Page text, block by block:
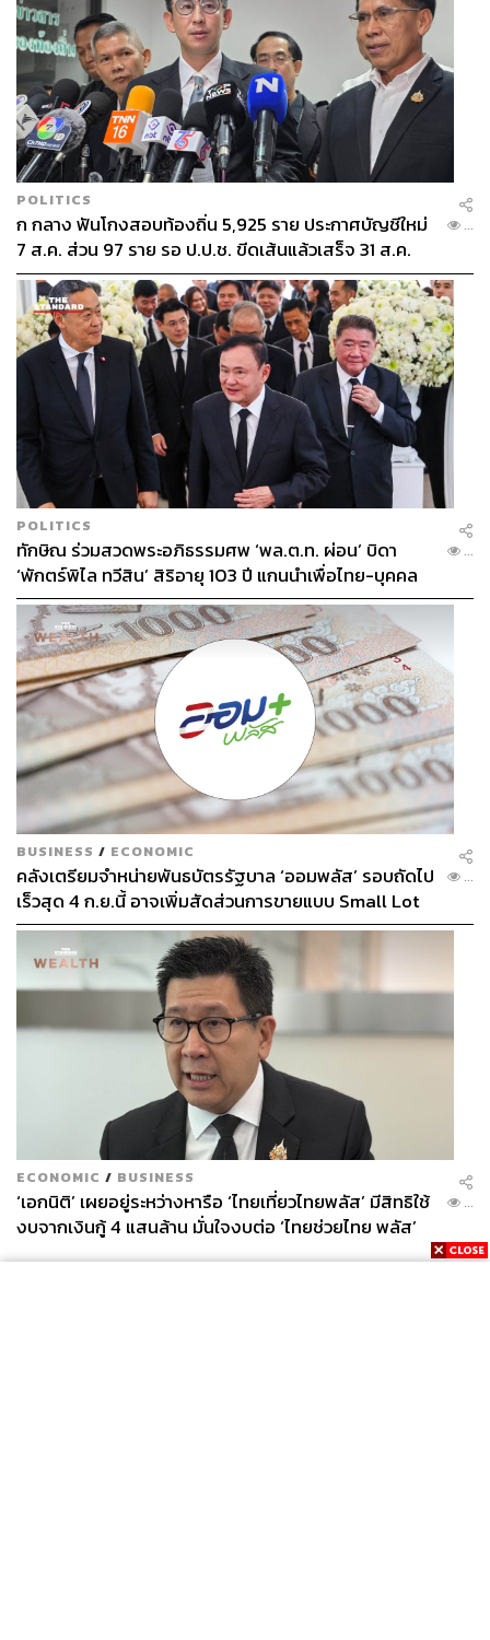
POLITICS
ก กลาง ฟันโกงสอบท้องถิ่น 5,925 ราย ประกาศบัญชีใหม่
7 ส.ค. ส่วน 97 ราย รอ ป.ป.ช. ขีดเส้นแล้วเสร็จ 31 ส.ค.
...
POLITICS
ทักษิณ ร่วมสวดพระอภิธรรมศพ ‘พล.ต.ท. ผ่อน’ บิดา
‘พักตร์พิไล ทวีสิน’ สิริอายุ 103 ปี แกนนำเพื่อไทย-บุคคล
หลากวงการร่วมอาลัย
...
BUSINESS / ECONOMIC
คลังเตรียมจำหน่ายพันธบัตรรัฐบาล ‘ออมพลัส’ รอบถัดไป
เร็วสุด 4 ก.ย.นี้ อาจเพิ่มสัดส่วนการขายแบบ Small Lot
First มากขึ้น
...
ECONOMIC / BUSINESS
‘เอกนิติ’ เผยอยู่ระหว่างหารือ ‘ไทยเที่ยวไทยพลัส’ มีสิทธิใช้
งบจากเงินกู้ 4 แสนล้าน มั่นใจงบต่อ ‘ไทยช่วยไทย พลัส’
เฟส 2 มีเพียงพอ
...